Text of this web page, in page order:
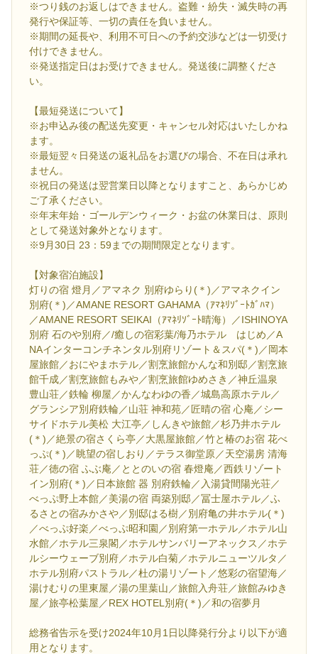
※つり銭のお返しはできません。盗難・紛失・滅失時の再
発行や保証等、一切の責任を負いません。
※期間の延長や、利用不可日への予約交渉などは一切受け
付けできません。
※発送指定日はお受けできません。発送後に調整くださ
い。
【最短発送について】
※お申込み後の配送先変更・キャンセル対応はいたしかね
ます。
※最短翌々日発送の返礼品をお選びの場合、不在日は承れ
ません。
※祝日の発送は翌営業日以降となりますこと、あらかじめ
ご了承ください。
※年末年始・ゴールデンウィーク・お盆の休業日は、原則
として発送対象外となります。
※9月30日 23：59までの期間限定となります。
【対象宿泊施設】
灯りの宿 燈月／アマネク 別府ゆらり(＊)／アマネクイン
別府(＊)／AMANE RESORT GAHAMA（ｱﾏﾈﾘｿﾞｰﾄｶﾞﾊﾏ）
／AMANE RESORT SEIKAI（ｱﾏﾈﾘｿﾞｰﾄ晴海）／ISHINOYA
別府 石のや別府／/癒しの宿彩葉/海乃ホテル はじめ／A
NAインターコンチネンタル別府リゾート＆スパ(＊)／岡本
屋旅館／おにやまホテル／割烹旅館かんな和別邸／割烹旅
館千成／割烹旅館もみや／割烹旅館ゆめさき／神丘温泉
豊山荘／鉄輪 柳屋／かんなわゆの香／城島高原ホテル／
グランシア別府鉄輪／山荘 神和苑／匠晴の宿 心庵／シー
サイドホテル美松 大江亭／しんきや旅館／杉乃井ホテル
(＊)／絶景の宿さくら亭／大黒屋旅館／竹と椿のお宿 花べ
っぷ(＊)／眺望の宿しおり／テラス御堂原／天空湯房 清海
荘／徳の宿 ふぶ庵／ととのいの宿 春燈庵／西鉄リゾート
イン別府(＊)／日本旅館 器 別府鉄輪／入湯貸間陽光荘／
べっぷ野上本館／美湯の宿 両築別邸／冨士屋ホテル／ふ
るさとの宿みかさや／別邸はる樹／別府亀の井ホテル(＊)
／べっぷ好楽／べっぷ昭和園／別府第一ホテル／ホテル山
水館／ホテル三泉閣／ホテルサンバリーアネックス／ホテ
ルシーウェーブ別府／ホテル白菊／ホテルニューツルタ／
ホテル別府パストラル／杜の湯リゾート／悠彩の宿望海／
湯けむりの里東屋／湯の里葉山／旅館入舟荘／旅館みゆき
屋／旅亭松葉屋／REX HOTEL別府(＊)／和の宿夢月
総務省告示を受け2024年10月1日以降発行分より以下が適
用となります。